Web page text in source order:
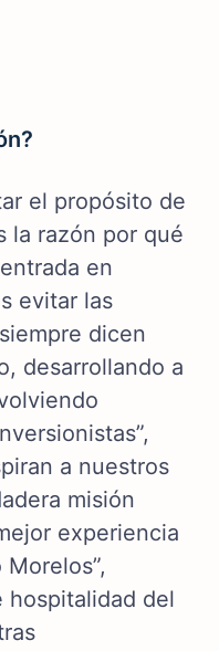
el propósito de
la razón por qué
en
evitar las
dicen
desarrollando a
a nuestros
misión
experiencia
hospitalidad del